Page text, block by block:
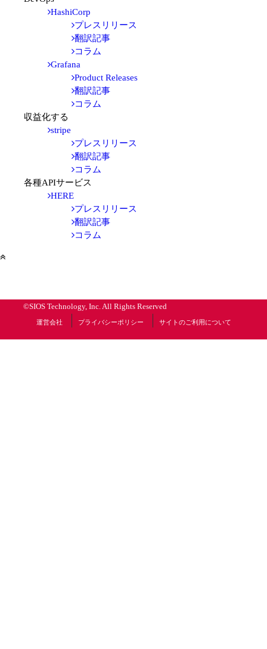
HashiCorp
プレスリリース
翻訳記事
コラム
Grafana
Product Releases
翻訳記事
コラム
収益化する
stripe
プレスリリース
翻訳記事
コラム
各種APIサービス
HERE
プレスリリース
翻訳記事
コラム
運営会社 プライバシーポリシー サイトのご利用について
©SIOS Technology, Inc. All Rights Reserved